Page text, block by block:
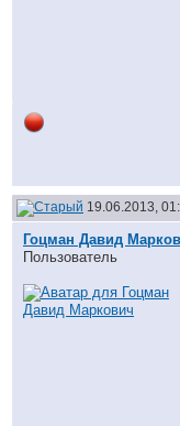
19.06.2013,
Гоцман Давид
Пользователь